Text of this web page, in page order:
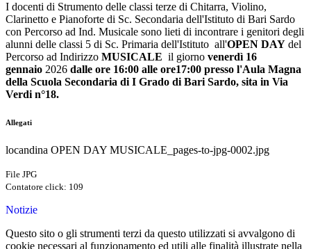
I docenti di Strumento delle classi terze di Chitarra, Violino,
Clarinetto e Pianoforte di Sc. Secondaria dell'Istituto di Bari Sardo
con Percorso ad Ind. Musicale sono lieti di incontrare i genitori degli
alunni delle classi 5 di Sc. Primaria dell'Istituto all'OPEN DAY del
Percorso ad Indirizzo MUSICALE il giorno venerdì 16
gennaio 2026 dalle ore 16:00 alle ore17:00 presso l'Aula Magna
della Scuola Secondaria di I Grado di Bari Sardo, sita in Via
Verdi n°18.
Allegati
locandina OPEN DAY MUSICALE_pages-to-jpg-0002.jpg
File JPG
Contatore click: 109
Notizie
Questo sito o gli strumenti terzi da questo utilizzati si avvalgono di
cookie necessari al funzionamento ed utili alle finalità illustrate nella